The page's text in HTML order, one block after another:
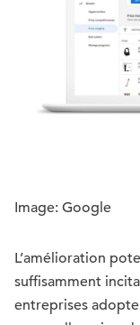
Image: Google
L’amélioration
suffisamment
entreprises